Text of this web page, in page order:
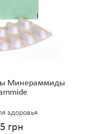
Минераммиды
здоровья
грн